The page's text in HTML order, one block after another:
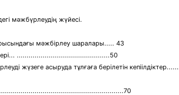
мәжбүрлеудің жүйесі.
мәжбірлеу шаралары..... 43
...............................................50
жүзеге асыруда тұлғаға берілетін